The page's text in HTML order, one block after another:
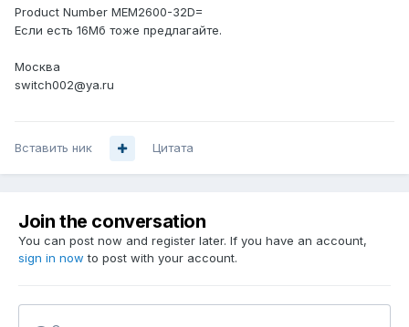
Product Number MEM2600-32D=
Если есть 16Мб тоже предлагайте.
Москва
switch002@ya.ru
Вставить ник Цитата
Join the conversation
You can post now and register later. If you have an account,
sign in now to post with your account.